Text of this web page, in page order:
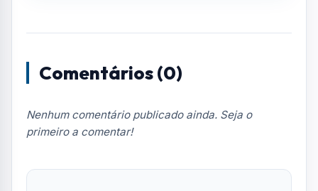
Comentários (0)
Nenhum comentário publicado ainda. Seja o
primeiro a comentar!